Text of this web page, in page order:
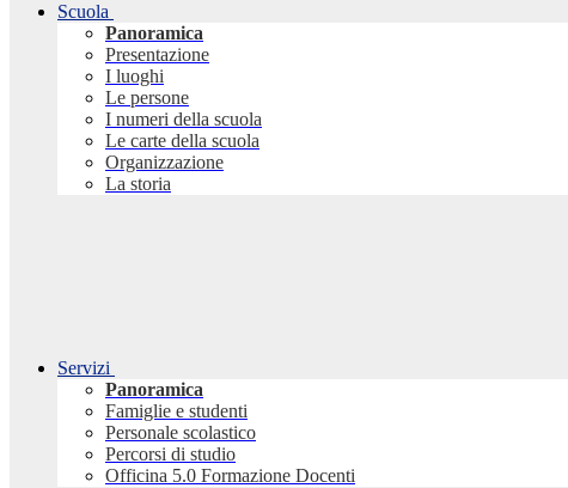
Scuola
Panoramica
Presentazione
I luoghi
Le persone
I numeri della scuola
Le carte della scuola
Organizzazione
La storia
Servizi
Panoramica
Famiglie e studenti
Personale scolastico
Percorsi di studio
Officina 5.0 Formazione Docenti